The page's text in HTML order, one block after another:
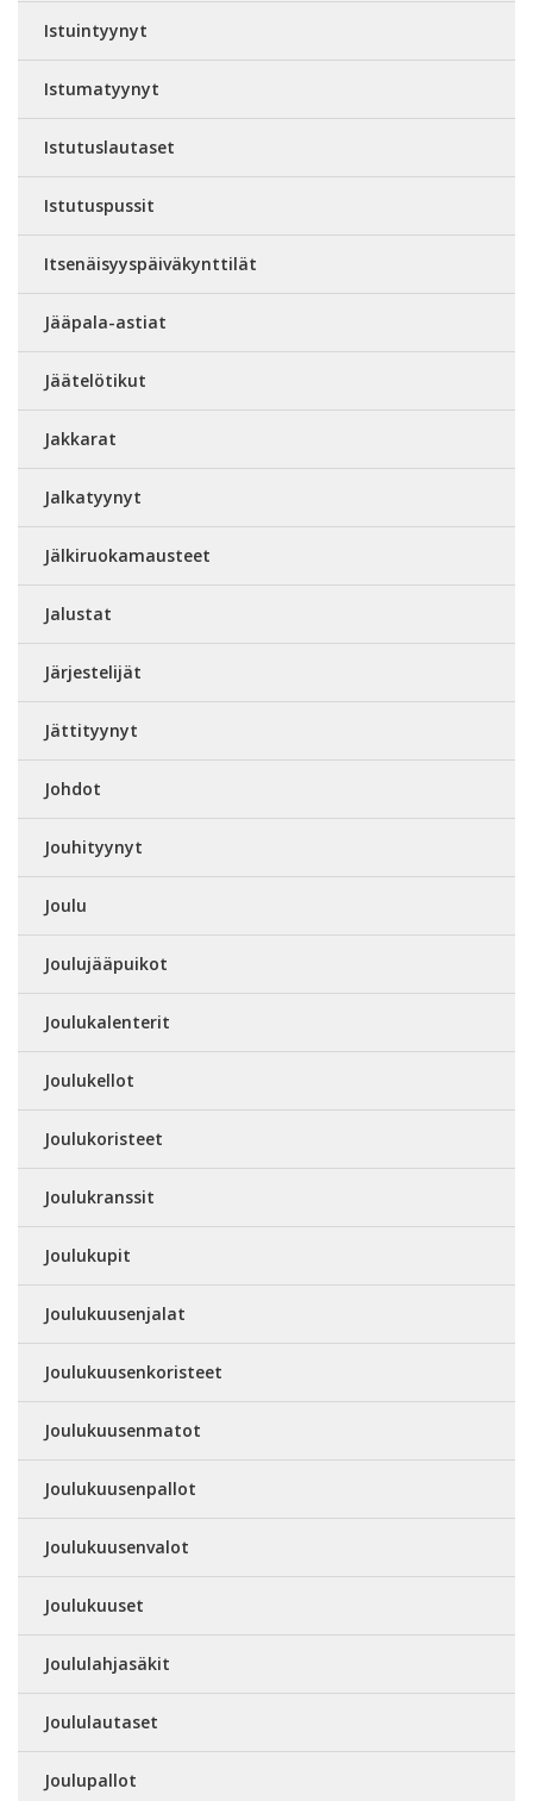
Istuintyynyt
Istumatyynyt
Istutuslautaset
Istutuspussit
Itsenäisyyspäiväkynttilät
Jääpala-astiat
Jäätelötikut
Jakkarat
Jalkatyynyt
Jälkiruokamausteet
Jalustat
Järjestelijät
Jättityynyt
Johdot
Jouhityynyt
Joulu
Joulujääpuikot
Joulukalenterit
Joulukellot
Joulukoristeet
Joulukranssit
Joulukupit
Joulukuusenjalat
Joulukuusenkoristeet
Joulukuusenmatot
Joulukuusenpallot
Joulukuusenvalot
Joulukuuset
Joululahjasäkit
Joululautaset
Joulupallot